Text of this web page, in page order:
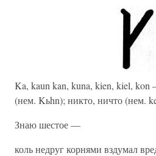
Ka, kaun kan, kuna, kien, kiel,
(нем. Kьhn); никто, ничто (нем.
Знаю шестое —
коль недруг корнями вздумал